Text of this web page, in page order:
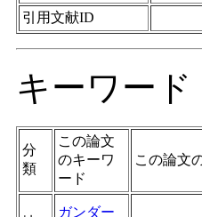
引用文献ID
キーワード
分
類
この論文
のキーワ
ード
この論文
ガンダー